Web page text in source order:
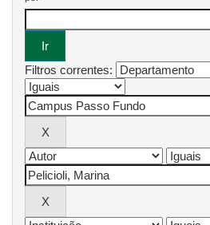
Filtros correntes: